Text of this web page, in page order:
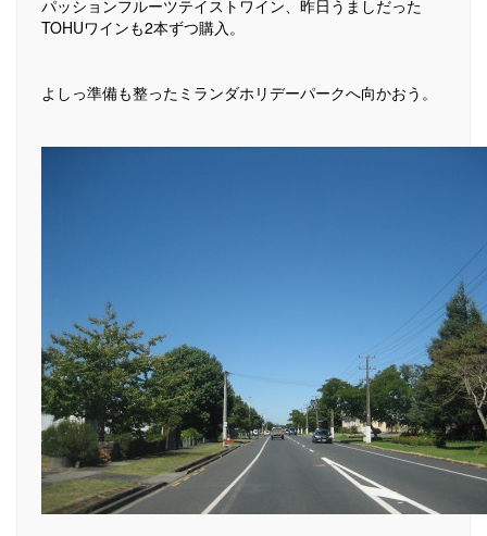
パッションフルーツテイストワイン、昨日うましだった
TOHUワインも2本ずつ購入。
よしっ準備も整ったミランダホリデーパークへ向かおう。